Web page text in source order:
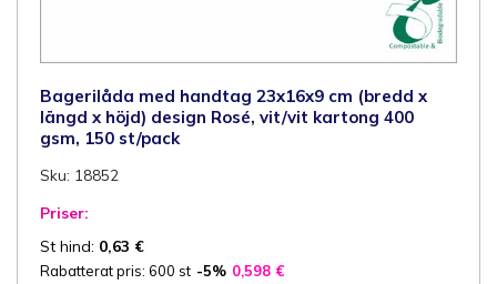
Bagerilåda med handtag 23x16x9 cm (bredd x
längd x höjd) design Rosé, vit/vit kartong 400
gsm, 150 st/pack
Sku: 18852
Priser:
St hind: 0,63 €
Rabatterat pris: 600 st -5% 0,598 €